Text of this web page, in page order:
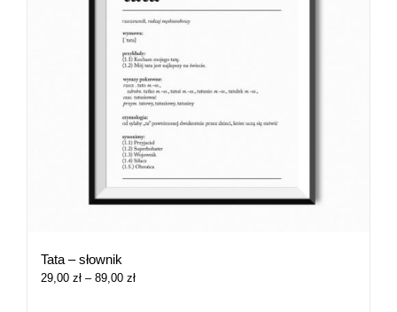
Tata – słownik
29,00 zł – 89,00 złZakres